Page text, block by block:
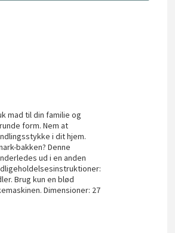
mad til din familie og
form. Nem at
i dit hjem.
bakken? Denne
ud i en anden
Brug kun en blød
Dimensioner: 27